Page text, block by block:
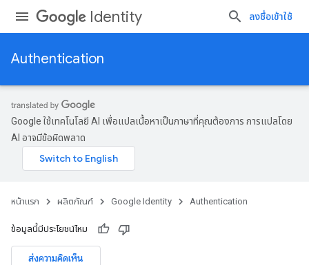
Identity ลงชื่อเข้าใช้
Authentication
Google ใช้เทคโนโลยี AI เพื่อแปลเนื้อหาเป็นภาษาที่คุณต้องการ การแปลโดย
AI อาจมีข้อผิดพลาด
หน้าแรก ผลิตภัณฑ์ Google Identity Authentication
ข้อมูลนี้มีประโยชน์ไหม
ส่งความคิดเห็น